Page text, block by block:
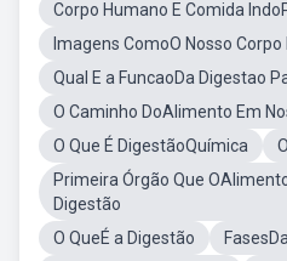
Corpo Humano E Comida
Imagens ComoO Nosso Corpo
Qual E a FuncaoDa Digestao
O Caminho DoAlimento Em
O Que É DigestãoQuímica
Primeira Órgão Que
Digestão
O QueÉ a Digestão